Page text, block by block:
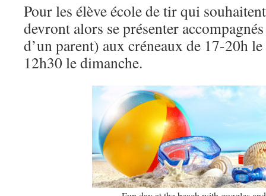
Pour les élève école de tir qui
devront alors se présenter
d’un parent) aux créneaux de 17-20h
12h30 le dimanche.